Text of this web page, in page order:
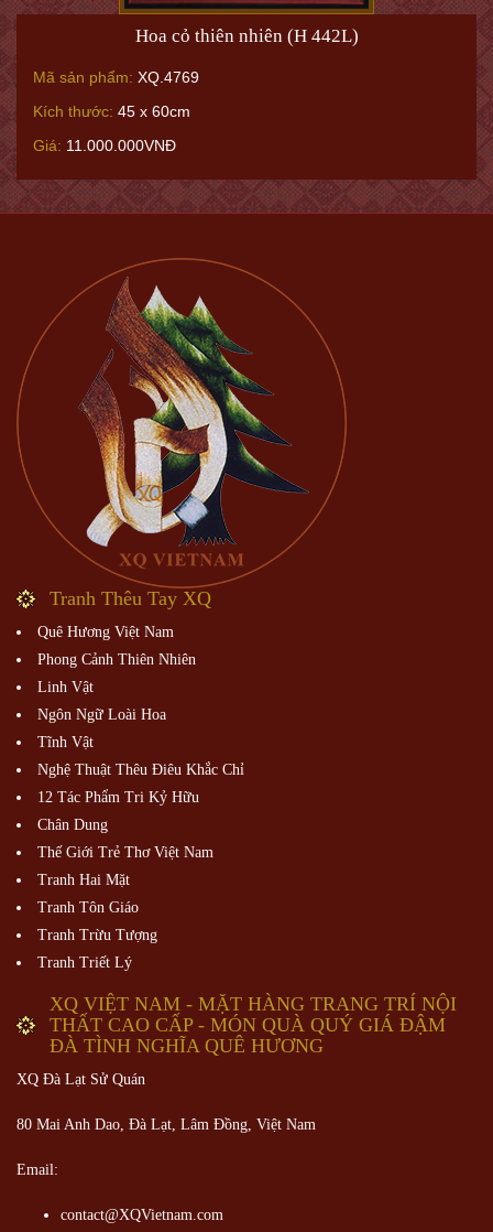
Hoa cỏ thiên nhiên (H 442L)
Mã sản phẩm: XQ.4769
Kích thước: 45 x 60cm
Giá: 11.000.000VNĐ
Tranh Thêu Tay XQ
Quê Hương Việt Nam
Phong Cảnh Thiên Nhiên
Linh Vật
Ngôn Ngữ Loài Hoa
Tĩnh Vật
Nghệ Thuật Thêu Điêu Khắc Chỉ
12 Tác Phẩm Tri Kỷ Hữu
Chân Dung
Thế Giới Trẻ Thơ Việt Nam
Tranh Hai Mặt
Tranh Tôn Giáo
Tranh Trừu Tượng
Tranh Triết Lý
XQ VIỆT NAM - MẶT HÀNG TRANG TRÍ NỘI
THẤT CAO CẤP - MÓN QUÀ QUÝ GIÁ ĐẬM
ĐÀ TÌNH NGHĨA QUÊ HƯƠNG
XQ Đà Lạt Sử Quán
80 Mai Anh Dao, Đà Lạt, Lâm Đồng, Việt Nam
Email:
contact@XQVietnam.com